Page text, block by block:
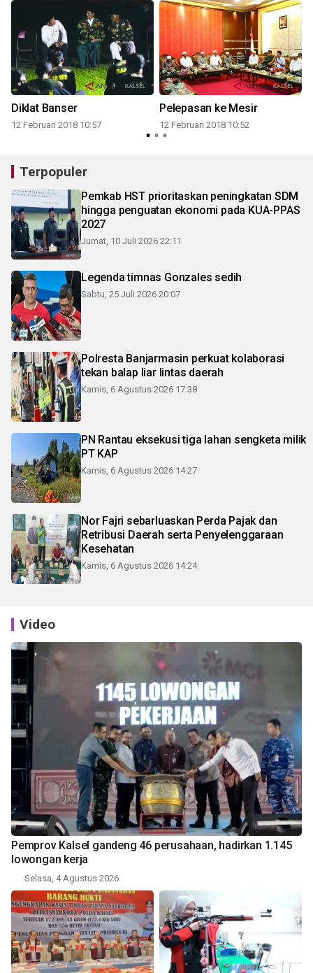
Diklat Banser
12 Februari 2018 10:57
Pelepasan ke Mesir
12 Februari 2018 10:52
Terpopuler
Pemkab HST prioritaskan peningkatan SDM
hingga penguatan ekonomi pada KUA-PPAS
2027
Jumat, 10 Juli 2026 22:11
Legenda timnas Gonzales sedih
Sabtu, 25 Juli 2026 20:07
Polresta Banjarmasin perkuat kolaborasi
tekan balap liar lintas daerah
Kamis, 6 Agustus 2026 17:38
PN Rantau eksekusi tiga lahan sengketa milik
PT KAP
Kamis, 6 Agustus 2026 14:27
Nor Fajri sebarluaskan Perda Pajak dan
Retribusi Daerah serta Penyelenggaraan
Kesehatan
Kamis, 6 Agustus 2026 14:24
Video
Pemprov Kalsel gandeng 46 perusahaan, hadirkan 1.145
lowongan kerja
Selasa, 4 Agustus 2026